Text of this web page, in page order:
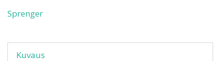
Sprenger
Kuvaus